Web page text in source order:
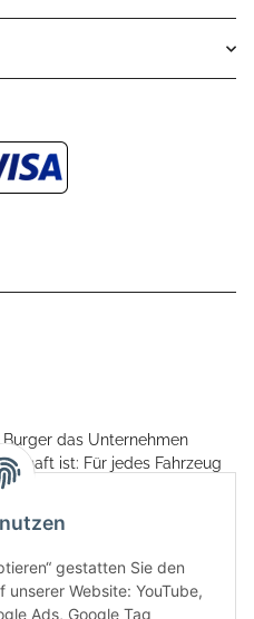
das Unternehmen
ist: Für jedes Fahrzeug
und individuell.
kamen
Hardtopständer hinzu.
produziert und
und Materialien gefertigt.
gestatten Sie den
Website: YouTube,
Ads, Google Tag